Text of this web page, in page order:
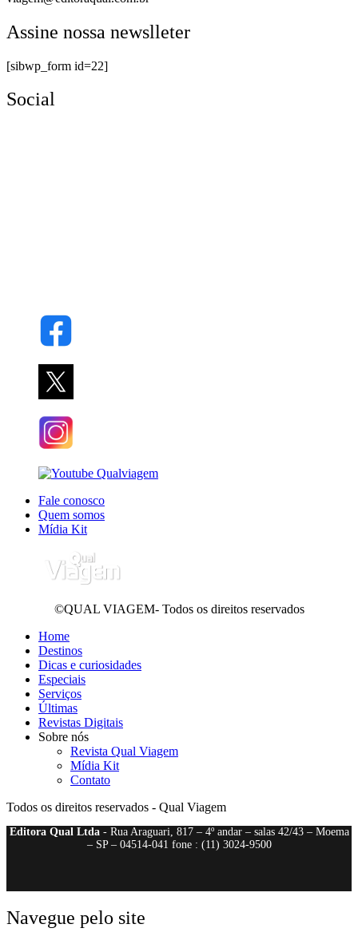
Assine nossa newslleter
[sibwp_form id=22]
Social
Fale conosco
Quem somos
Mídia Kit
©QUAL VIAGEM- Todos os direitos reservados
Home
Destinos
Dicas e curiosidades
Especiais
Serviços
Últimas
Revistas Digitais
Sobre nós
Revista Qual Viagem
Mídia Kit
Contato
Todos os direitos reservados - Qual Viagem
Editora Qual Ltda- Rua Araguari, 817 – 4º andar – salas 42/43 – Moema
– SP – 04514-041 fone : (11) 3024-9500
Navegue pelo site